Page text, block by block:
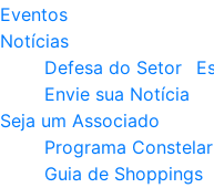
Eventos
Notícias
Defesa do Setor
Envie sua Notícia
Seja um Associado
Programa Constelar
Guia de Shoppings